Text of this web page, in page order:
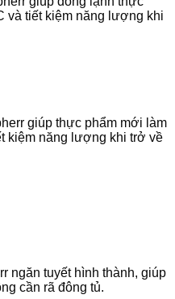
và tiết kiệm năng lượng khi
giúp thực phẩm mới làm
kiệm năng lượng khi trở về
ngăn tuyết hình thành, giúp
cần rã đông tủ.